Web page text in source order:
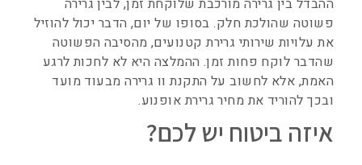
ההבדל בין גרירה מורכבת שלוקחת זמן, לבין גרירה
פשוטה שהולכת חלק. בסופו של יום, הדבר יכול להוזיל
את עלויות שירותי גרירת קטנועים, מהסיבה הפשוטה
שהדבר לוקח פחות זמן. ההמלצה היא לא לחכות לרגע
האמת, אלא לחשוב על התקנת וו גרירה מבעוד מועד
ובכך להוריד את מחיר גרירת אופנוע.
איזה ביטוח יש לכם?